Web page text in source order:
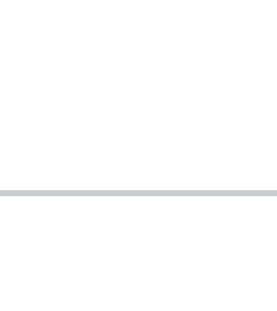
Wellendichtringe